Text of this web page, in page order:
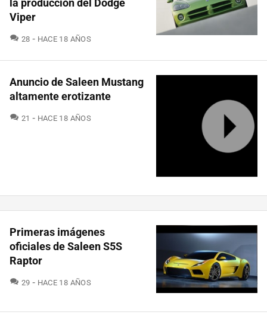
la producción del Dodge
Viper
28 COMENTARIOS
HACE 18 AÑOS
Anuncio de Saleen Mustang
altamente erotizante
21 COMENTARIOS
HACE 18 AÑOS
Primeras imágenes
oficiales de Saleen S5S
Raptor
29 COMENTARIOS
HACE 18 AÑOS